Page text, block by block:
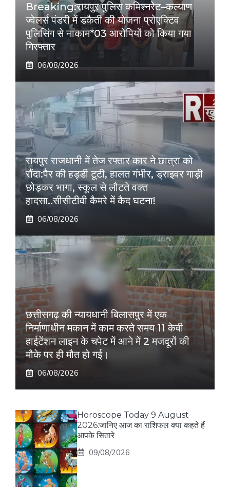
Breaking:रायपुर पुलिस कमिश्नरेट–कल्याण
ज्वेलर्स पंडरी में डकैती की योजना प्रोएक्टिव
पुलिसिंग से नाकाम*03 आरोपियों को किया गया
गिरफ्तार
06/08/2026
रायपुर राजधानी में तेज रफ्तार कार ने छात्रा को
रौंदा:पैर की हड्डी टूटी, हालत गंभीर, ड्राइवर गाड़ी
छोड़कर भागा, स्कूल से लौटते वक्त
हादसा..सीसीटीवी कैमरे में कैद घटना!
06/08/2026
छत्तीसगढ़ की न्यायधानी बिलासपुर में एक
निर्माणाधीन मकान में काम करते समय 11 केवी
हाईटेंशन लाइन के चपेट में आने में 2 मजदूरों की
मौके पर ही मौत हो गई।
06/08/2026
Horoscope Today 9 August
2026:जानिए आज का राशिफल क्या कहते हैं
आपके सितारे
09/08/2026